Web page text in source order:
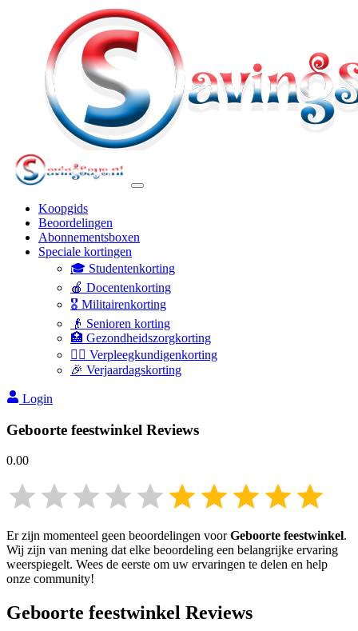
Koopgids
Beoordelingen
Abonnementsboxen
Speciale kortingen
🎓 Studentenkorting
🍎 Docentenkorting
🎖️ Militairenkorting
👴 Senioren korting
🏥 Gezondheidszorgkorting
👩‍⚕️ Verpleegkundigenkorting
🎉 Verjaardagskorting
Login
Geboorte feestwinkel Reviews
0.00
Er zijn momenteel geen beoordelingen voorGeboorte feestwinkel.
Wij zijn van mening dat elke beoordeling een belangrijke ervaring
weerspiegelt. Wees de eerste om uw ervaringen te delen en help
onze community!
Geboorte feestwinkel Reviews